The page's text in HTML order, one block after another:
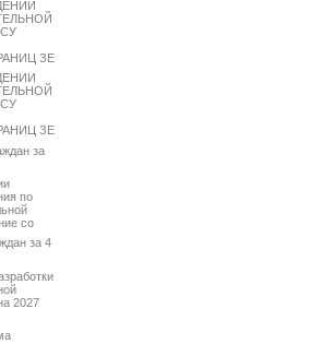
ЗЕ
ЗЕ
за
по
со
за 4
2027